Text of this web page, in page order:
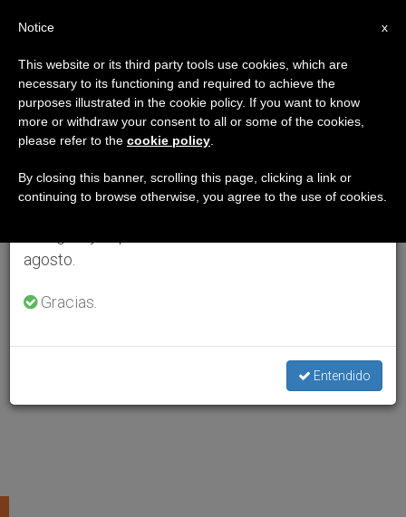
×
Aviso importante
Del 27 de julio al 7 de agosto haremos la pausa
anual, aprovechando que en el periodo de verano
se generan menos informaciones y también el
agosto.
Gracias.
Entendido
x
Notice
This website or its third party tools use cookies, which are
necessary to its functioning and required to achieve the
purposes illustrated in the cookie policy. If you want to know
more or withdraw your consent to all or some of the cookies,
please refer to the cookie policy
By closing this banner, scrolling this page, clicking a link or
continuing to browse otherwise, you agree to the use of cookies.